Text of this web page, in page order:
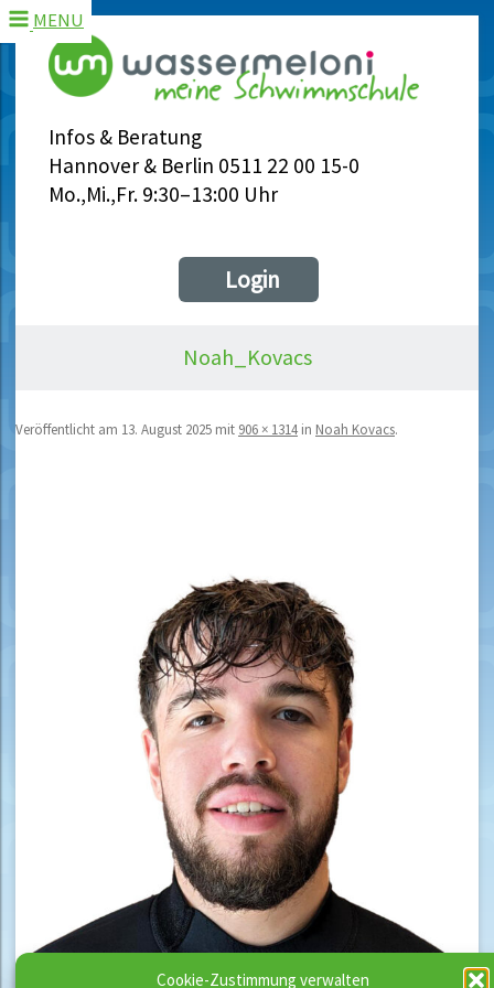
Cookie-Zustimmung verwalten
Infos & Beratung
Hannover & Berlin 0511 22 00 15-0
Mo.,Mi.,Fr. 9:30–13:00 Uhr
MENU
Login
Noah_Kovacs
Veröffentlicht am 13. August 2025 mit 906 × 1314 in Noah Kovacs.